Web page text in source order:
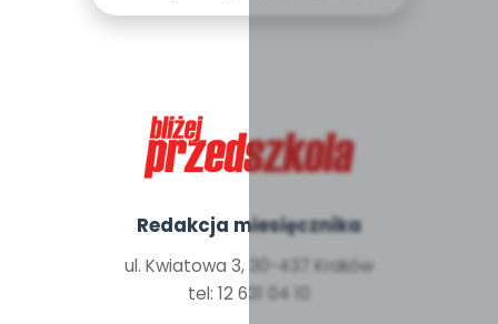
Redakcja miesięcznika
ul. Kwiatowa 3, 30-437 Kraków
tel: 12 631 04 10